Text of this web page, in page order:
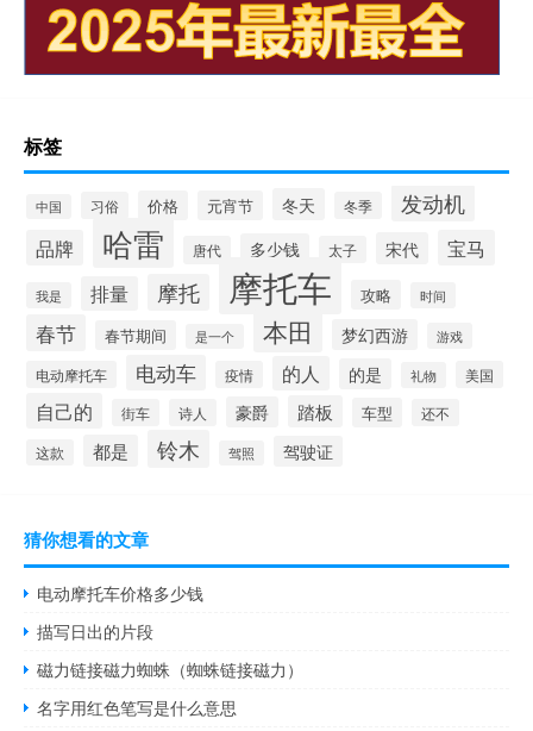
标签
中国 习俗 价格 元宵节 冬天 冬季 发动机
品牌 哈雷 唐代 多少钱 太子 宋代 宝马
我是 排量 摩托 摩托车 攻略 时间
春节 春节期间 是一个 本田 梦幻西游 游戏
电动摩托车 电动车 疫情 的人 的是 礼物 美国
自己的 街车 诗人 豪爵 踏板 车型 还不
这款 都是 铃木 驾照 驾驶证
猜你想看的文章
电动摩托车价格多少钱
描写日出的片段
磁力链接磁力蜘蛛（蜘蛛链接磁力）
名字用红色笔写是什么意思